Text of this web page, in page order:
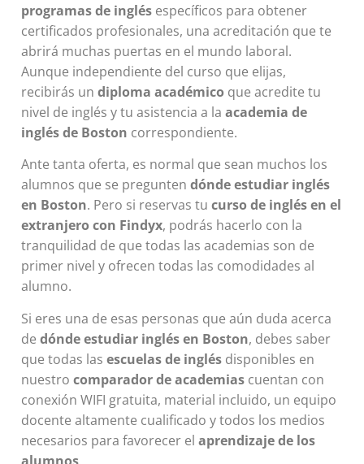
programas de inglés específicos para obtener
certificados profesionales, una acreditación que te
abrirá muchas puertas en el mundo laboral.
Aunque independiente del curso que elijas,
recibirás undiploma académico que acredite tu
nivel de inglés y tu asistencia a laacademia de
inglés de Boston correspondiente.
Ante tanta oferta, es normal que sean muchos los
alumnos que se preguntendónde estudiar inglés
en Boston. Pero si reservas tucurso de inglés en el
extranjero con Findyx, podrás hacerlo con la
tranquilidad de que todas las academias son de
primer nivel y ofrecen todas las comodidades al
alumno.
Si eres una de esas personas que aún duda acerca
dedónde estudiar inglés en Boston, debes saber
que todas lasescuelas de inglés disponibles en
nuestrocomparador de academias cuentan con
conexión WIFI gratuita, material incluido, un equipo
docente altamente cualificado y todos los medios
necesarios para favorecer elaprendizaje de los
alumnos